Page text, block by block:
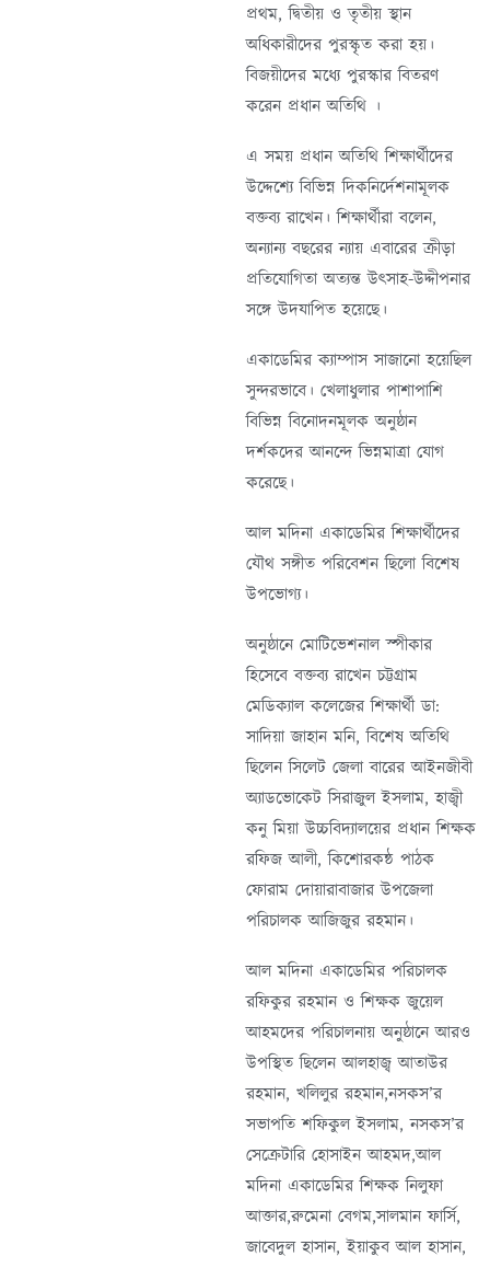
প্রথম, দ্বিতীয় ও তৃতীয় স্থান
অধিকারীদের পুরস্কৃত করা হয়।
বিজয়ীদের মধ্যে পুরস্কার বিতরণ
করেন প্রধান অতিথি ।
এ সময় প্রধান অতিথি শিক্ষার্থীদের
উদ্দেশ্যে বিভিন্ন দিকনির্দেশনামূলক
বক্তব্য রাখেন। শিক্ষার্থীরা বলেন,
অন্যান্য বছরের ন্যায় এবারের ক্রীড়া
প্রতিযোগিতা অত্যন্ত উৎসাহ-উদ্দীপনার
সঙ্গে উদযাপিত হয়েছে।
একাডেমির ক্যাম্পাস সাজানো হয়েছিল
সুন্দরভাবে। খেলাধুলার পাশাপাশি
বিভিন্ন বিনোদনমূলক অনুষ্ঠান
দর্শকদের আনন্দে ভিন্নমাত্রা যোগ
করেছে।
আল মদিনা একাডেমির শিক্ষার্থীদের
যৌথ সঙ্গীত পরিবেশন ছিলো বিশেষ
উপভোগ্য।
অনুষ্ঠানে মোটিভেশনাল স্পীকার
হিসেবে বক্তব্য রাখেন চট্টগ্রাম
মেডিক্যাল কলেজের শিক্ষার্থী ডা:
সাদিয়া জাহান মনি, বিশেষ অতিথি
ছিলেন সিলেট জেলা বারের আইনজীবী
অ্যাডভোকেট সিরাজুল ইসলাম, হাজ্বী
কনু মিয়া উচ্চবিদ্যালয়ের প্রধান শিক্ষক
রফিজ আলী, কিশোরকন্ঠ পাঠক
ফোরাম দোয়ারাবাজার উপজেলা
পরিচালক আজিজুর রহমান।
আল মদিনা একাডেমির পরিচালক
রফিকুর রহমান ও শিক্ষক জুয়েল
আহমদের পরিচালনায় অনুষ্ঠানে আরও
উপস্থিত ছিলেন আলহাজ্ব আতাউর
রহমান, খলিলুর রহমান,নসকস’র
সভাপতি শফিকুল ইসলাম, নসকস’র
সেক্রেটারি হোসাইন আহমদ,আল
মদিনা একাডেমির শিক্ষক নিলুফা
আক্তার,রুমেনা বেগম,সালমান ফার্সি,
জাবেদুল হাসান, ইয়াকুব আল হাসান,